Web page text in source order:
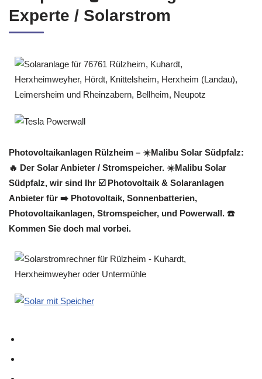
Photovoltaikanlagen Rülzheim – ☀️Malibu Solar Südpfalz:
🔥 Der Solar Anbieter / Stromspeicher. ☀️Malibu Solar
Südpfalz, wir sind Ihr ☑️ Photovoltaik & Solaranlagen
Anbieter für ➡️ Photovoltaik, Sonnenbatterien,
Photovoltaikanlagen, Stromspeicher, und Powerwall. ☎️
Kommen Sie doch mal vorbei.